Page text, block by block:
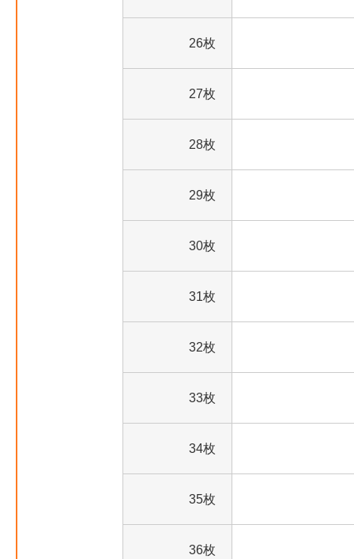
26枚
27枚
28枚
29枚
30枚
31枚
32枚
33枚
34枚
35枚
36枚